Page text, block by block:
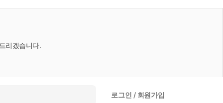
리겠습니다.
로그인 / 회원가입